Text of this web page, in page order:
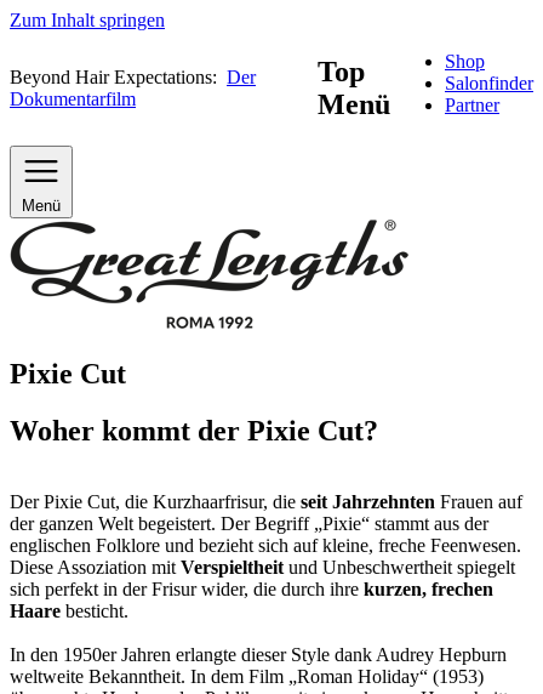
Zum Inhalt springen
Beyond Hair Expectations: Der
Dokumentarfilm
Top
Menü
Shop
Salonfinder
Partner
Menü
Pixie Cut
Woher kommt der Pixie Cut?
Der Pixie Cut, die Kurzhaarfrisur, die seit Jahrzehnten Frauen auf
der ganzen Welt begeistert. Der Begriff „Pixie“ stammt aus der
englischen Folklore und bezieht sich auf kleine, freche Feenwesen.
Diese Assoziation mit Verspieltheit und Unbeschwertheit spiegelt
sich perfekt in der Frisur wider, die durch ihre kurzen, frechen
Haare besticht.
In den 1950er Jahren erlangte dieser Style dank Audrey Hepburn
weltweite Bekanntheit. In dem Film „Roman Holiday“ (1953)